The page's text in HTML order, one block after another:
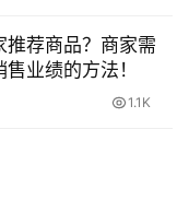
推荐商品？商家需
业绩的方法！
1.1K